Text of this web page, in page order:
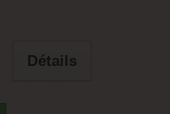
Détails